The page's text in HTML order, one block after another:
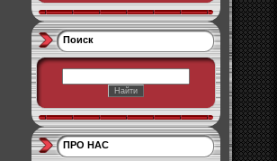
Поиск
ПРО НАС